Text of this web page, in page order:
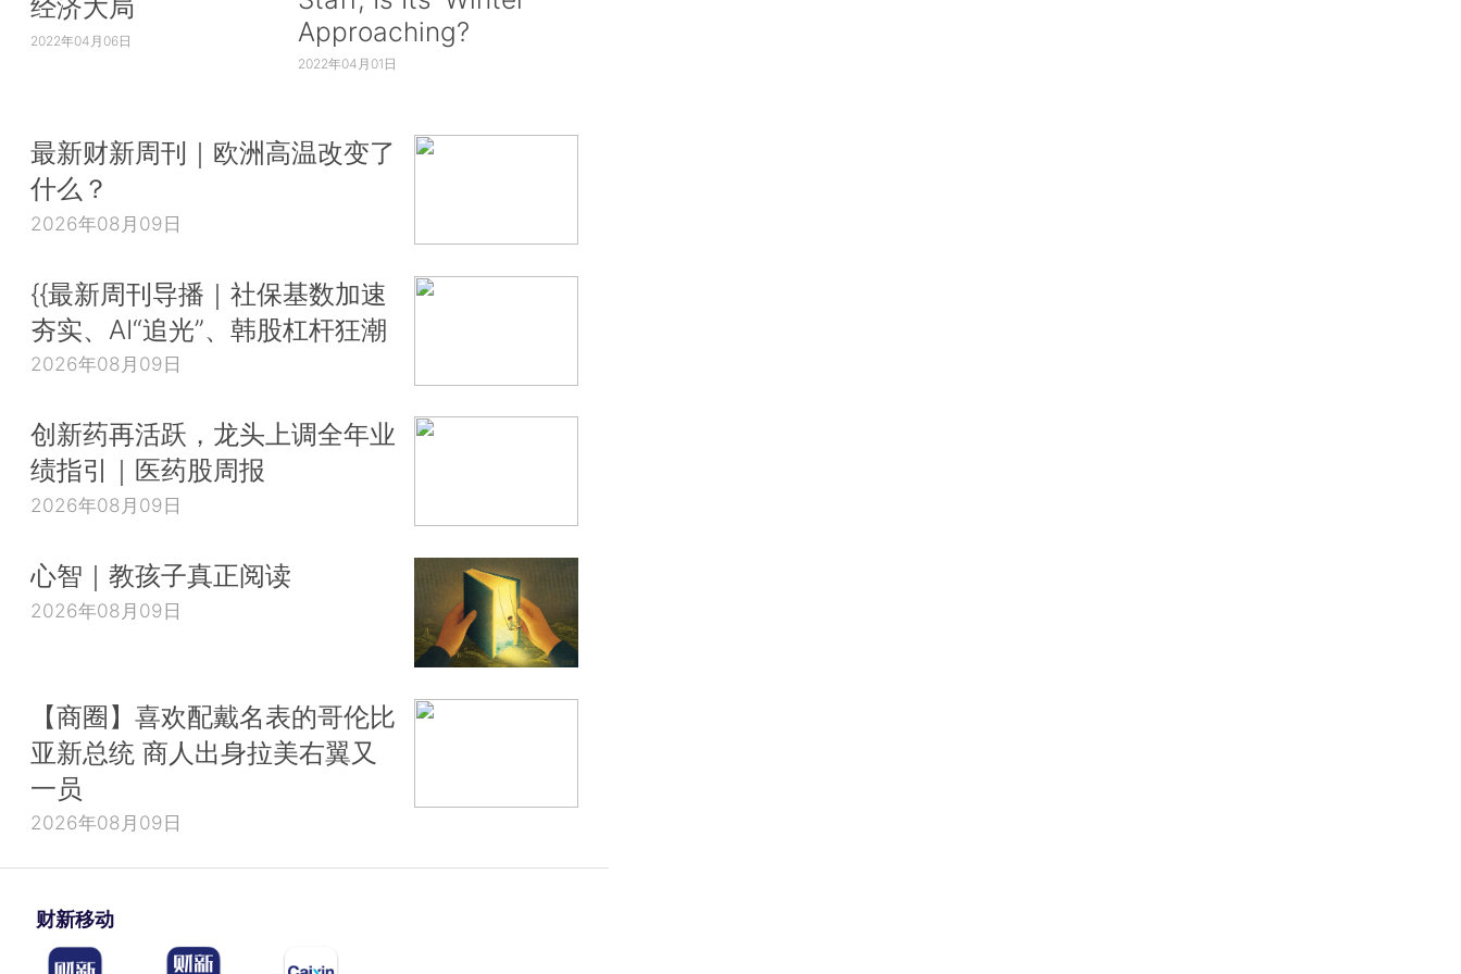
2022年04月06日
Approaching?
2022年04月01日
最新财新周刊｜欧洲高温改变了
什么？
2026年08月09日
{{最新周刊导播｜社保基数加速
夯实、AI“追光”、韩股杠杆狂潮
2026年08月09日
创新药再活跃，龙头上调全年业
绩指引｜医药股周报
2026年08月09日
心智｜教孩子真正阅读
2026年08月09日
【商圈】喜欢配戴名表的哥伦比
亚新总统 商人出身拉美右翼又
一员
2026年08月09日
财新移动